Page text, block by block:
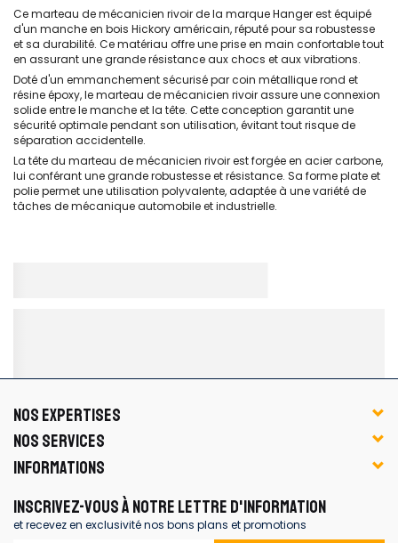
Ce marteau de mécanicien rivoir de la marque Hanger est équipé
d'un manche en bois Hickory américain, réputé pour sa robustesse
et sa durabilité. Ce matériau offre une prise en main confortable tout
en assurant une grande résistance aux chocs et aux vibrations.
Doté d'un emmanchement sécurisé par coin métallique rond et
résine époxy, le marteau de mécanicien rivoir assure une connexion
solide entre le manche et la tête. Cette conception garantit une
sécurité optimale pendant son utilisation, évitant tout risque de
séparation accidentelle.
La tête du marteau de mécanicien rivoir est forgée en acier carbone,
lui conférant une grande robustesse et résistance. Sa forme plate et
polie permet une utilisation polyvalente, adaptée à une variété de
tâches de mécanique automobile et industrielle.
NOS EXPERTISES
NOS SERVICES
INFORMATIONS
INSCRIVEZ-VOUS À NOTRE LETTRE D'INFORMATION
et recevez en exclusivité nos bons plans et promotions